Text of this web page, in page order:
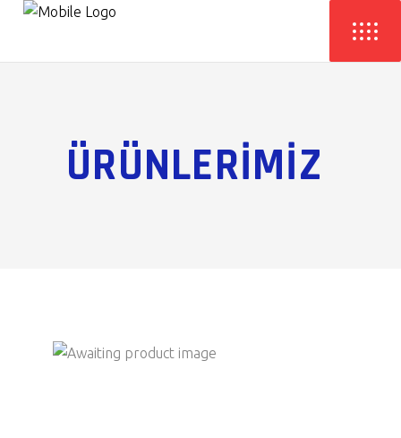
ÜRÜNLERİMİZ